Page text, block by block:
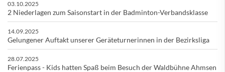
03.10.2025
2 Niederlagen zum Saisonstart in der Badminton-Verbandsklasse
14.09.2025
Gelungener Auftakt unserer Geräteturnerinnen in der Bezirksliga
28.07.2025
Ferienpass - Kids hatten Spaß beim Besuch der Waldbühne Ahmsen